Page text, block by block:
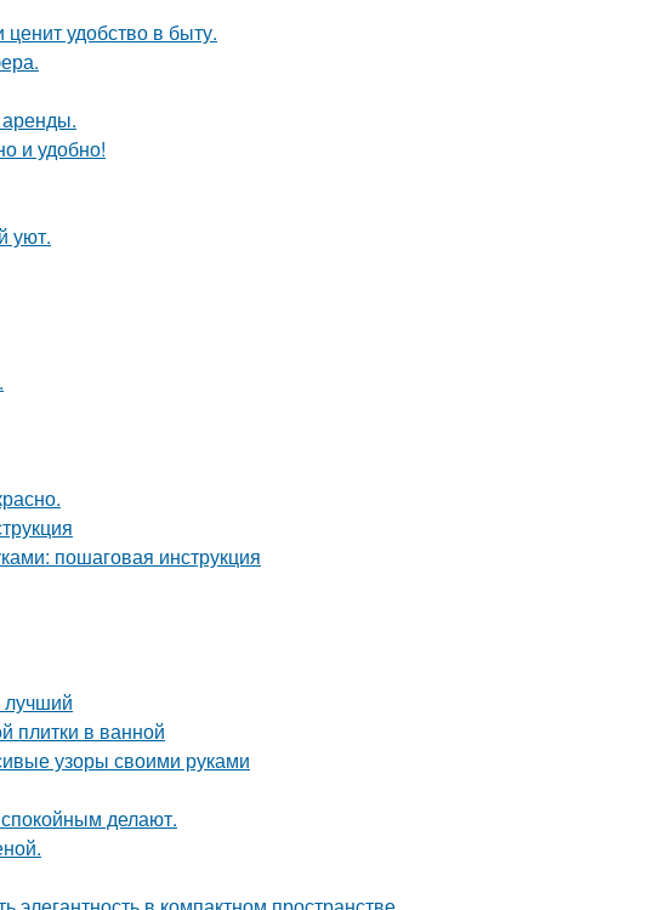
удобство в быту.
и удобно!
уют.
пошаговая инструкция
лучший
плитки в ванной
узоры своими руками
делают.